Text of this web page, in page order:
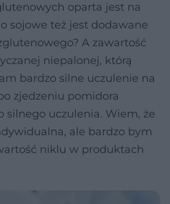
oparta jest na
sojowe też jest dodawane
A zawartość
niepalonej, którą
bardzo silne uczulenie na
zjedzeniu pomidora
silnego uczulenia. Wiem, że
ale bardzo bym
niklu w produktach